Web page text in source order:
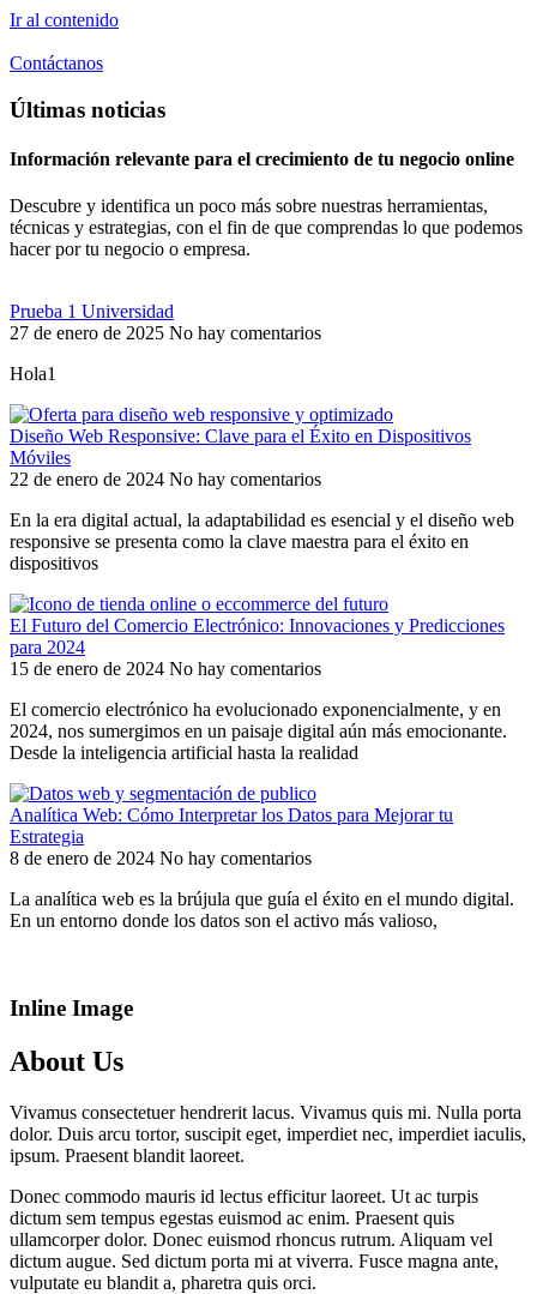
Ir al contenido
Contáctanos
Últimas noticias
Información relevante para el crecimiento de tu negocio online
Descubre y identifica un poco más sobre nuestras herramientas,
técnicas y estrategias, con el fin de que comprendas lo que podemos
hacer por tu negocio o empresa.
Prueba 1 Universidad
27 de enero de 2025 No hay comentarios
Hola1
Diseño Web Responsive: Clave para el Éxito en Dispositivos
Móviles
22 de enero de 2024 No hay comentarios
En la era digital actual, la adaptabilidad es esencial y el diseño web
responsive se presenta como la clave maestra para el éxito en
dispositivos
El Futuro del Comercio Electrónico: Innovaciones y Predicciones
para 2024
15 de enero de 2024 No hay comentarios
El comercio electrónico ha evolucionado exponencialmente, y en
2024, nos sumergimos en un paisaje digital aún más emocionante.
Desde la inteligencia artificial hasta la realidad
Analítica Web: Cómo Interpretar los Datos para Mejorar tu
Estrategia
8 de enero de 2024 No hay comentarios
La analítica web es la brújula que guía el éxito en el mundo digital.
En un entorno donde los datos son el activo más valioso,
Inline Image
About Us
Vivamus consectetuer hendrerit lacus. Vivamus quis mi. Nulla porta
dolor. Duis arcu tortor, suscipit eget, imperdiet nec, imperdiet iaculis,
ipsum. Praesent blandit laoreet.
Donec commodo mauris id lectus efficitur laoreet. Ut ac turpis
dictum sem tempus egestas euismod ac enim. Praesent quis
ullamcorper dolor. Donec euismod rhoncus rutrum. Aliquam vel
dictum augue. Sed dictum porta mi at viverra. Fusce magna ante,
vulputate eu blandit a, pharetra quis orci.